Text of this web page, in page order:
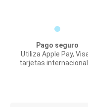
Pago seguro
Utiliza Apple Pay,
tarjetas